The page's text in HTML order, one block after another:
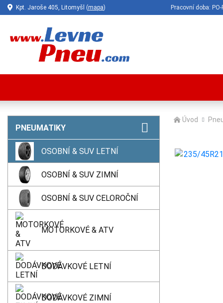
Kpt. Jaroše 405, Litomyšl (mapa) Pracovní doba:
PNEUMATIKY
OSOBNÍ & SUV LETNÍ
OSOBNÍ & SUV ZIMNÍ
OSOBNÍ & SUV CELOROČNÍ
MOTORKOVÉ & ATV
DODÁVKOVÉ LETNÍ
DODÁVKOVÉ ZIMNÍ
Úvod